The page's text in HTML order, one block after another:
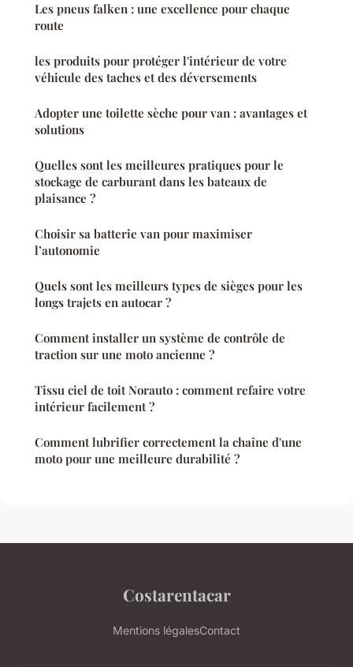
Les pneus falken : une excellence pour chaque
route
les produits pour protéger l'intérieur de votre
véhicule des taches et des déversements
Adopter une toilette sèche pour van : avantages et
solutions
Quelles sont les meilleures pratiques pour le
stockage de carburant dans les bateaux de
plaisance ?
Choisir sa batterie van pour maximiser
l’autonomie
Quels sont les meilleurs types de sièges pour les
longs trajets en autocar ?
Comment installer un système de contrôle de
traction sur une moto ancienne ?
Tissu ciel de toit Norauto : comment refaire votre
intérieur facilement ?
Comment lubrifier correctement la chaîne d'une
moto pour une meilleure durabilité ?
Costarentacar
Mentions légalesContact